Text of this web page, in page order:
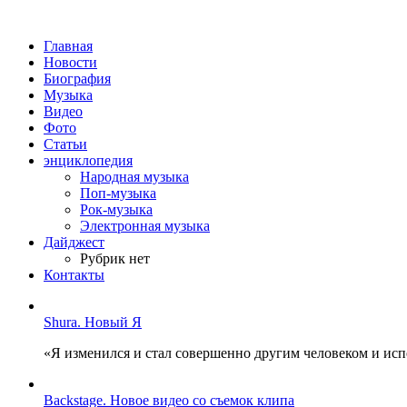
Главная
Новости
Биография
Музыка
Видео
Фото
Статьи
энциклопедия
Народная музыка
Поп-музыка
Рок-музыка
Электронная музыка
Дайджест
Рубрик нет
Контакты
Shura. Новый Я
«Я изменился и стал совершенно другим человеком и
Backstage. Новое видео со съемок клипа